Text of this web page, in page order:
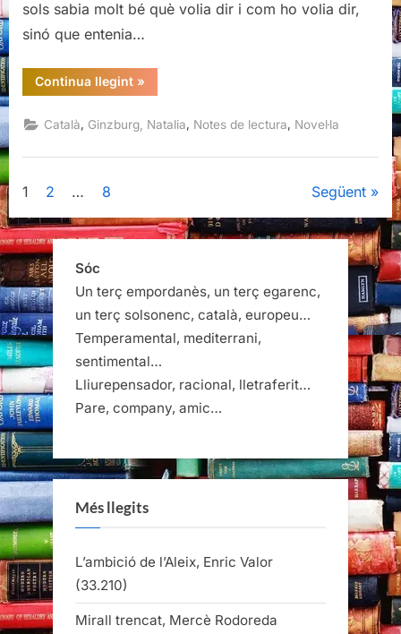
sols sabia molt bé què volia dir i com ho volia dir,
sinó que entenia…
Continua llegint“Ha
anat
Natalia
Ginzburg”
»
Català Ginzburg, Natalia Notes de lectura Novel·la
Paginació
de
les
entrades
1 2 … 8 Següent
Sóc
Un terç empordanès, un terç egarenc,
un terç solsonenc, català, europeu…
Temperamental, mediterrani,
sentimental…
Lliurepensador, racional, lletraferit…
Pare, company, amic…
Més llegits
L’ambició de l’Aleix, Enric Valor
(33.210)
Mirall trencat, Mercè Rodoreda